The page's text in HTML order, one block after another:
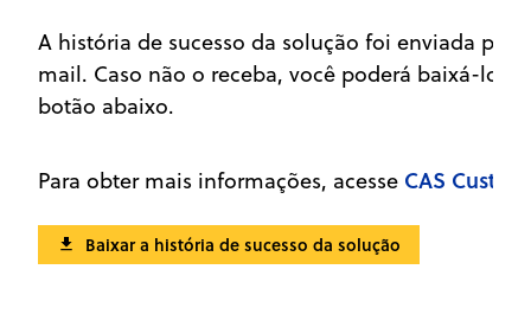
A história de sucesso da solução foi enviada
mail. Caso não o receba, você poderá baixá-lo
botão abaixo.
Para obter mais informações, acesse CAS
Baixar a história de sucesso da solução